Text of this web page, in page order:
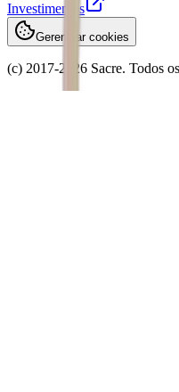
Investimentos
Gerenciar cookies
(c) 2017-2026 Sacre. Todos